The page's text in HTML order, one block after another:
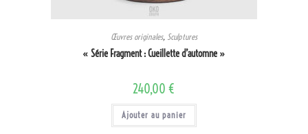
Œuvres originales, Sculptures
« Série Fragment : Cueillette d’automne »
240,00 €
Ajouter au panier